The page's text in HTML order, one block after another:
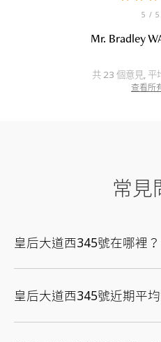
5 /
Mr. Bradley
共 23 個意見, 平
查看所
常見
皇后大道西345號在哪裡？
皇后大道西345號近期平